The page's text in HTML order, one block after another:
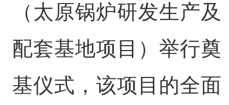
（太原锅炉研发生产及
配套基地项目）举行奠
基仪式，该项目的全面